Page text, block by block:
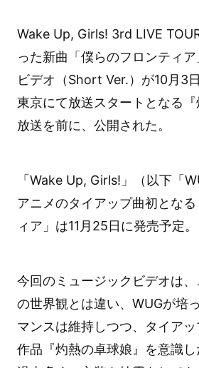
Wake Up, Girls! 3rd LIVE
った新曲「僕らのフロンティ
ビデオ（Short Ver.）が10月3
東京にて放送スタートとなる
放送を前に、公開された。
「Wake Up, Girls!」（以下「
アニメのタイアップ曲初とな
ィア」は11月25日に発売予定。
今回のミュージックビデオは
の世界観とは違い、WUGが培
マンスは維持しつつ、タイア
作品『灼熱の卓球娘』を意識し